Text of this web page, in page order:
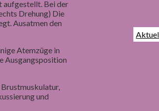
aufgestellt. Bei der
Drehung) Die
Ausatmen den
Atemzüge in
Ausgangsposition
und